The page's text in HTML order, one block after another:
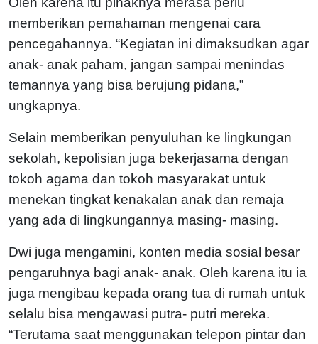
memberikan pemahaman mengenai cara
pencegahannya. “Kegiatan ini dimaksudkan agar
anak- anak paham, jangan sampai menindas
temannya yang bisa berujung pidana,”
ungkapnya.
Selain memberikan penyuluhan ke lingkungan
sekolah, kepolisian juga bekerjasama dengan
tokoh agama dan tokoh masyarakat untuk
menekan tingkat kenakalan anak dan remaja
yang ada di lingkungannya masing- masing.
Dwi juga mengamini, konten media sosial besar
pengaruhnya bagi anak- anak. Oleh karena itu ia
juga mengibau kepada orang tua di rumah untuk
selalu bisa mengawasi putra- putri mereka.
“Terutama saat menggunakan telepon pintar dan